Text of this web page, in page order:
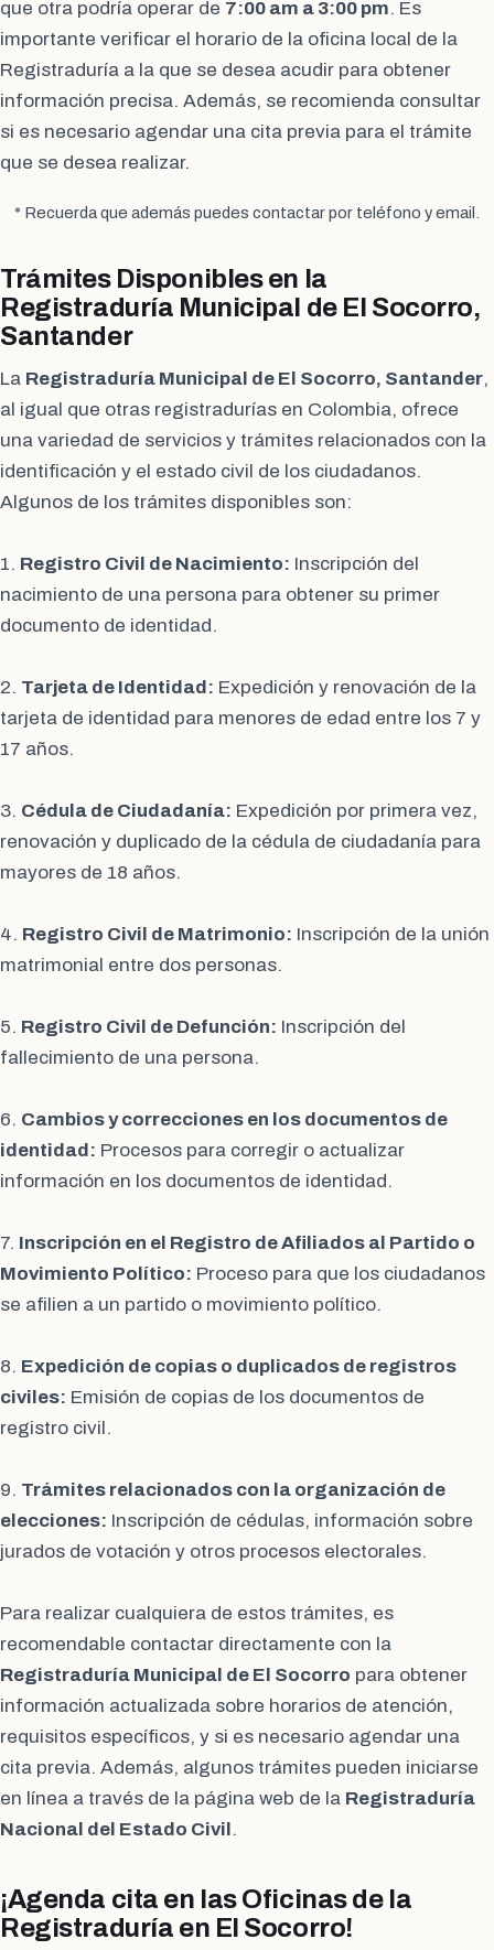
que otra podría operar de 7:00 am a 3:00 pm. Es
importante verificar el horario de la oficina local de la
Registraduría a la que se desea acudir para obtener
información precisa. Además, se recomienda consultar
si es necesario agendar una cita previa para el trámite
que se desea realizar.
* Recuerda que además puedes contactar por teléfono y email.
Trámites Disponibles en la
Registraduría Municipal de El Socorro,
Santander
La Registraduría Municipal de El Socorro, Santander,
al igual que otras registradurías en Colombia, ofrece
una variedad de servicios y trámites relacionados con la
identificación y el estado civil de los ciudadanos.
Algunos de los trámites disponibles son:
1. Registro Civil de Nacimiento: Inscripción del
nacimiento de una persona para obtener su primer
documento de identidad.
2. Tarjeta de Identidad: Expedición y renovación de la
tarjeta de identidad para menores de edad entre los 7 y
17 años.
3. Cédula de Ciudadanía: Expedición por primera vez,
renovación y duplicado de la cédula de ciudadanía para
mayores de 18 años.
4. Registro Civil de Matrimonio: Inscripción de la unión
matrimonial entre dos personas.
5. Registro Civil de Defunción: Inscripción del
fallecimiento de una persona.
6. Cambios y correcciones en los documentos de
identidad: Procesos para corregir o actualizar
información en los documentos de identidad.
7. Inscripción en el Registro de Afiliados al Partido o
Movimiento Político: Proceso para que los ciudadanos
se afilien a un partido o movimiento político.
8. Expedición de copias o duplicados de registros
civiles: Emisión de copias de los documentos de
registro civil.
9. Trámites relacionados con la organización de
elecciones: Inscripción de cédulas, información sobre
jurados de votación y otros procesos electorales.
Para realizar cualquiera de estos trámites, es
recomendable contactar directamente con la
Registraduría Municipal de El Socorro para obtener
información actualizada sobre horarios de atención,
requisitos específicos, y si es necesario agendar una
cita previa. Además, algunos trámites pueden iniciarse
en línea a través de la página web de la Registraduría
Nacional del Estado Civil .
¡Agenda cita en las Oficinas de la
Registraduría en El Socorro!